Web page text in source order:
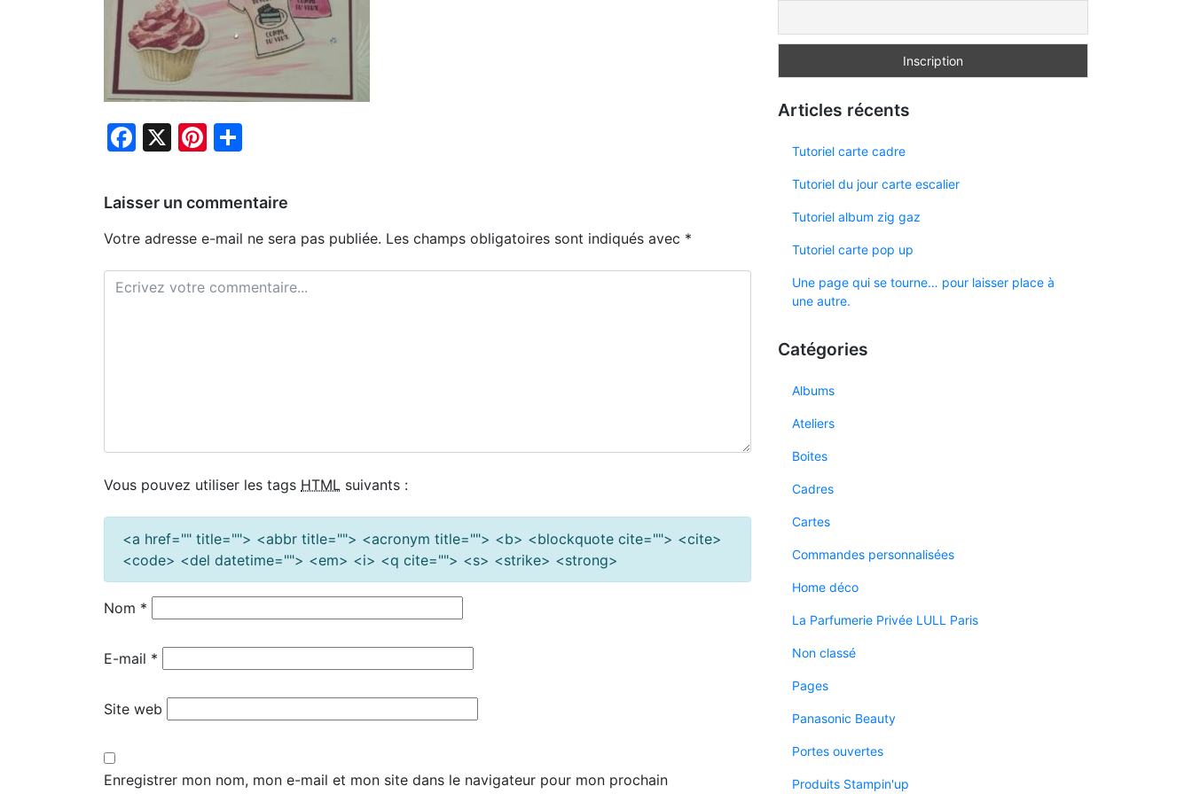
Facebook
X Pinterest
Laisser un commentaire
Votre adresse e-mail ne sera pas publiée. Les champs obligatoires sont indiqués avec *
Vous pouvez utiliser les tags HTML suivants :
<a href="" title=""> <abbr title=""> <acronym title=""> <b> <blockquote cite=""> <cite>
<code> <del datetime=""> <em> <i> <q cite=""> <s> <strike> <strong>
Nom *
E-mail *
Site web
Enregistrer mon nom, mon e-mail et mon site dans le navigateur pour mon prochain
Articles récents
Tutoriel carte cadre
Tutoriel du jour carte escalier
Tutoriel album zig gaz
Tutoriel carte pop up
Une page qui se tourne… pour laisser place à
une autre.
Catégories
Albums
Ateliers
Boites
Cadres
Cartes
Commandes personnalisées
Home déco
La Parfumerie Privée LULL Paris
Non classé
Pages
Panasonic Beauty
Portes ouvertes
Produits Stampin'up